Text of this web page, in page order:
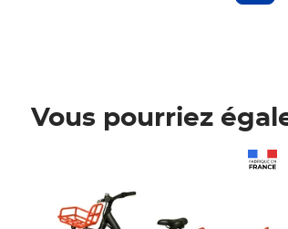
Vous pourriez